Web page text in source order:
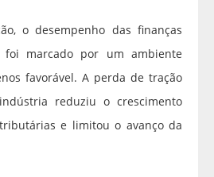
o desempenho das finanças
foi marcado por um ambiente
favorável. A perda de tração
reduziu o crescimento
e limitou o avanço da